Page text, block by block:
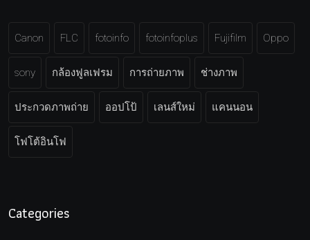
Canon FLC fotoinfo fotoinfoplus Fujifilm Oppo
sony กล้องฟูลเฟรม การถ่ายภาพ ช่างภาพ
ประกวดภาพถ่าย ออปโป้ เลนส์ใหม่ แคนนอน
โฟโต้อินโฟ
Categories